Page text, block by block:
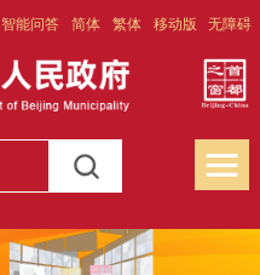
智能问答 简体 繁体 移动版 无障碍